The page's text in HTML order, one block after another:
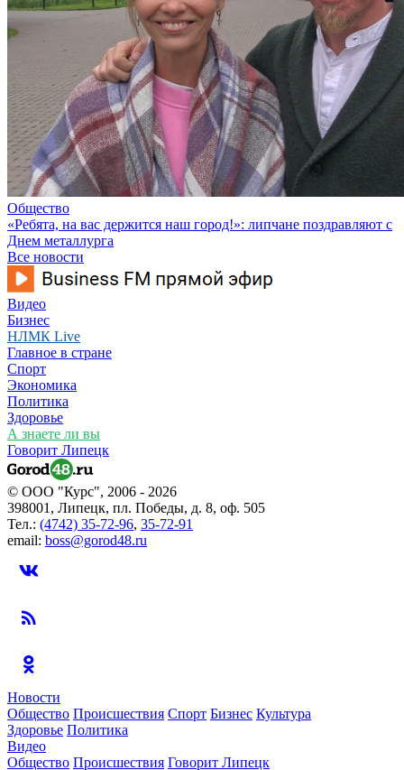
Общество
«Ребята, на вас держится наш город!»: липчане поздравляют с
Днем металлурга
Все новости
Видео
Бизнес
НЛМК Live
Главное в стране
Спорт
Экономика
Политика
Здоровье
А знаете ли вы
Говорит Липецк
© ООО "Курс", 2006 - 2026
398001, Липецк, пл. Победы, д. 8, оф. 505
Тел.: (4742) 35-72-96, 35-72-91
email: boss@gorod48.ru
Новости
Общество Происшествия Спорт Бизнес Культура
Здоровье Политика
Видео
Общество Происшествия Говорит Липецк